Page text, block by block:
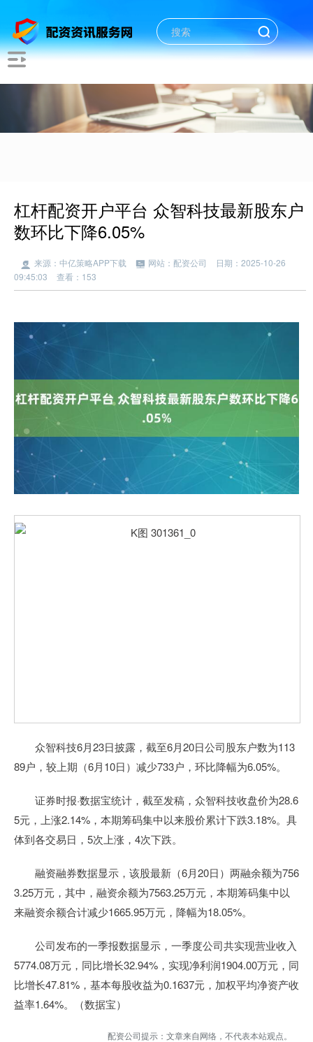
杠杆配资开户平台 众智科技最新股东户
数环比下降6.05%
来源：中亿策略APP下载 网站：配资公司
日期：2025-10-26
09:45:03
查看：153
众智科技6月23日披露，截至6月20日公司股东户数为113
89户，较上期（6月10日）减少733户，环比降幅为6.05%。
证券时报·数据宝统计，截至发稿，众智科技收盘价为28.6
5元，上涨2.14%，本期筹码集中以来股价累计下跌3.18%。具
体到各交易日，5次上涨，4次下跌。
融资融券数据显示，该股最新（6月20日）两融余额为756
3.25万元，其中，融资余额为7563.25万元，本期筹码集中以
来融资余额合计减少1665.95万元，降幅为18.05%。
公司发布的一季报数据显示，一季度公司共实现营业收入
5774.08万元，同比增长32.94%，实现净利润1904.00万元，同
比增长47.81%，基本每股收益为0.1637元，加权平均净资产收
益率1.64%。（数据宝）
配资公司提示：文章来自网络，不代表本站观点。